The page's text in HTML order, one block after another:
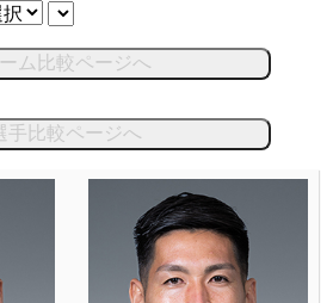
ム比較ページへ
手比較ページへ